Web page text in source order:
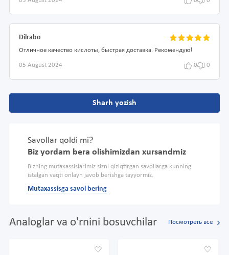
Dilrabo
Отличное качество кислоты, быстрая доставка. Рекомендую!
05 August 2024 0 0
Sharh yozish
Savollar qoldi mi?
Biz yordam bera olishimizdan xursandmiz
Bizning mutaxassislarimiz sizni qiziqtirgan savollarga kunning
istalgan vaqti onlayn javob berishga tayyormiz.
Mutaxassisga savol bering
Analoglar va o'rnini bosuvchilar Посмотреть все